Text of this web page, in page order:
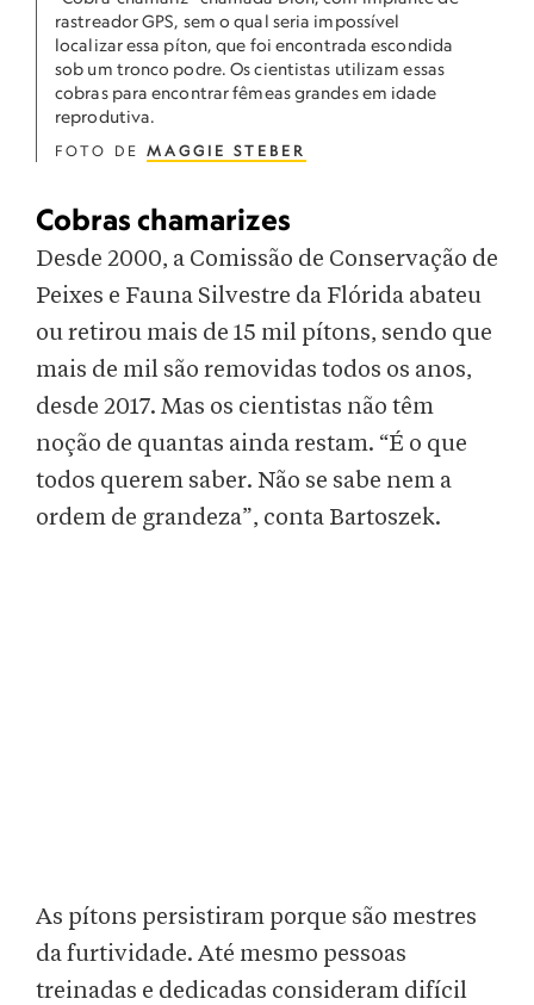
rastreador GPS, sem o qual seria impossível
localizar essa píton, que foi encontrada escondida
sob um tronco podre. Os cientistas utilizam essas
cobras para encontrar fêmeas grandes em idade
reprodutiva.
FOTO DE MAGGIE STEBER
Cobras chamarizes
Desde 2000, a Comissão de Conservação de
Peixes e Fauna Silvestre da Flórida abateu
ou retirou mais de 15 mil pítons, sendo que
mais de mil são removidas todos os anos,
desde 2017. Mas os cientistas não têm
noção de quantas ainda restam. “É o que
todos querem saber. Não se sabe nem a
ordem de grandeza”, conta Bartoszek.
As pítons persistiram porque são mestres
da furtividade. Até mesmo pessoas
treinadas e dedicadas consideram difícil